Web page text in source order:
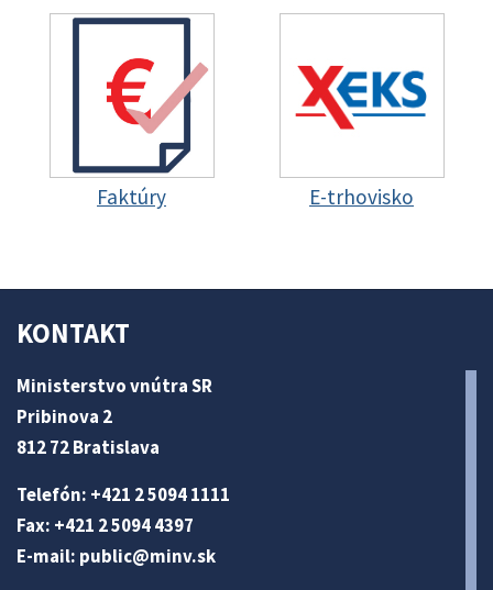
Faktúry E-trhovisko
KONTAKT
Ministerstvo vnútra SR
Pribinova 2
812 72 Bratislava
Telefón: +421 2 5094 1111
Fax: +421 2 5094 4397
E-mail: public@minv.sk